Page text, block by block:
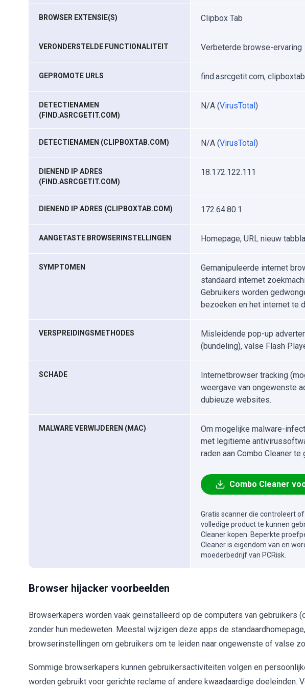
BROWSER EXTENSIE(S) Clipbox Tab
VERONDERSTELDE FUNCTIONALITEIT Verbeterde browse-ervaring
GEPROMOTE URLS find.asrcgetit.com,
DETECTIENAMEN
(FIND.ASRCGETIT.COM)
N/A (VirusTotal)
DETECTIENAMEN (CLIPBOXTAB.COM) N/A (VirusTotal)
DIENEND IP ADRES
(FIND.ASRCGETIT.COM)
18.172.122.111
DIENEND IP ADRES (CLIPBOXTAB.COM) 172.64.80.1
AANGETASTE BROWSERINSTELLINGEN Homepage, URL nieuw
SYMPTOMEN
Gemanipuleerde internet
standaard internet
Gebruikers worden
bezoeken en het internet te
VERSPREIDINGSMETHODES
Misleidende pop-up
(bundeling), valse Flash
SCHADE
Internetbrowser tracking
weergave van ongewenste
dubieuze websites.
MALWARE VERWIJDEREN (MAC)
Om mogelijke malware-
met legitieme
raden aan Combo Cleaner te
Combo Cleaner
Gratis scanner die controleert
volledige product te kunnen
Cleaner kopen. Beperkte
Cleaner is eigendom van en
moederbedrijf van PCRisk.
Browser hijacker voorbeelden
Browserkapers worden vaak geïnstalleerd op de computers van gebruikers
zonder hun medeweten. Meestal wijzigen deze apps de
browserinstellingen om gebruikers om te leiden naar ongewenste of valse
Sommige browserkapers kunnen gebruikersactiviteiten volgen en
worden gebruikt voor gerichte reclame of andere kwaadaardige doeleinden.